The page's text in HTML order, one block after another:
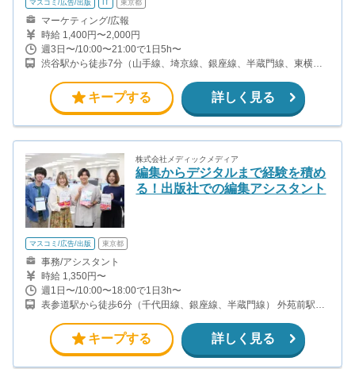
マスコミ/広告/出版 IT 東京都
マーケティング/広報
時給 1,400円〜2,000円
週3日〜/10:00〜21:00で1日5h〜
渋谷駅から徒歩7分（山手線、埼京線、銀座線、半蔵門線、東横
宿駅から徒歩14分（副都心線・千代田線）
キープする 詳しく見る
株式会社メディックメディア
編集からデジタルまで経験を積め
る！出版社での編集アシスタント
マスコミ/広告/出版 東京都
事務/アシスタント
時給 1,350円〜
週1日〜/10:00〜18:00で1日3h〜
表参道駅から徒歩6分（千代田線、銀座線、半蔵門線） 外苑前駅か
キープする 詳しく見る